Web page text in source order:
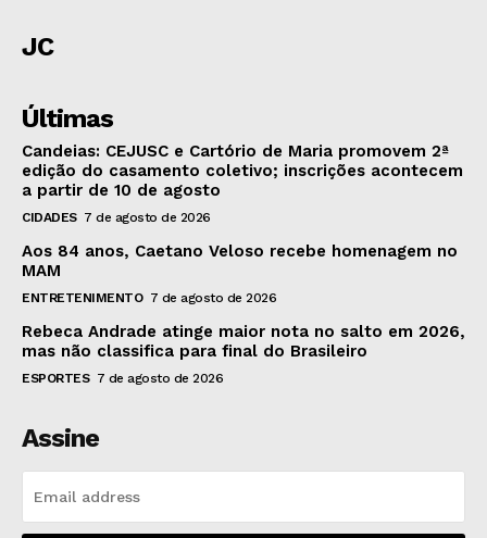
JC
Últimas
Candeias: CEJUSC e Cartório de Maria promovem 2ª
edição do casamento coletivo; inscrições acontecem
a partir de 10 de agosto
CIDADES 7 de agosto de 2026
Aos 84 anos, Caetano Veloso recebe homenagem no
MAM
ENTRETENIMENTO 7 de agosto de 2026
Rebeca Andrade atinge maior nota no salto em 2026,
mas não classifica para final do Brasileiro
ESPORTES 7 de agosto de 2026
Assine